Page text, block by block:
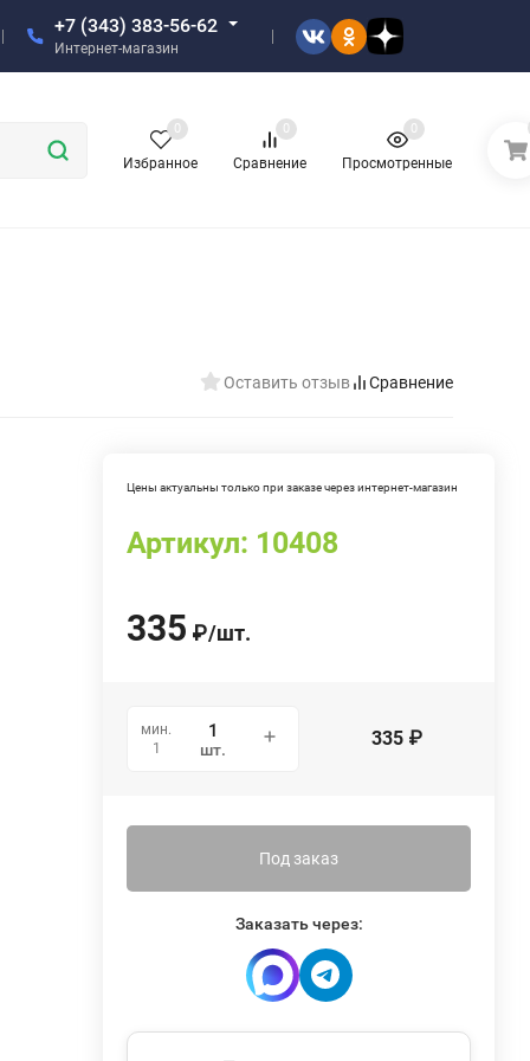
+7 (343) 383-56-62
Интернет-магазин
Избранное
0
Сравнение
0
Просмотренные
0
Оставить отзыв Сравнение
Цены актуальны только при заказе через интернет-магазин
Артикул: 10408
335 ₽/шт.
мин.
1
шт. 335 ₽
Под заказ
Заказать через: